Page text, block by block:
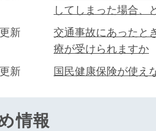
してしまった場合、
新
交通事故にあったと
療が受けられますか
新
国民健康保険が使え
情報